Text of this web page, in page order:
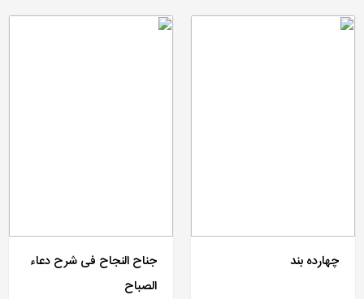
بر پیامبر و خاندان ایشان، که به
چهارده بند
جناح النجاح فی شرح دعاء
الصباح